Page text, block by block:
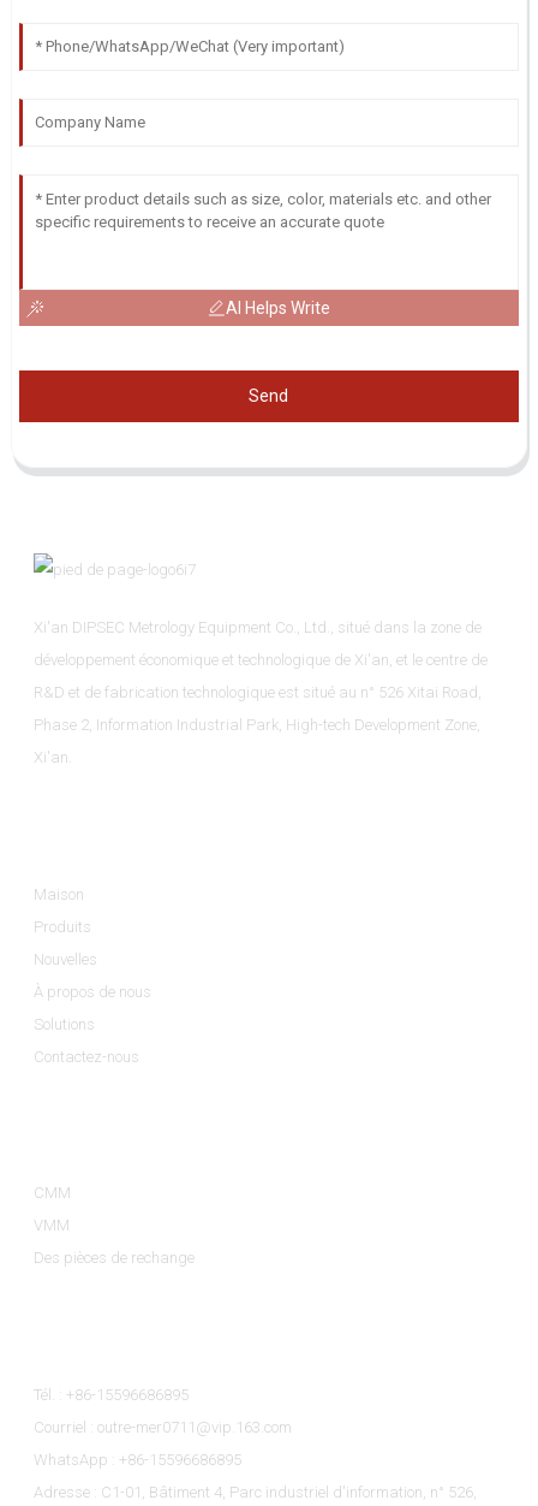
AI Helps Write
Send
Xi'an DIPSEC Metrology Equipment Co., Ltd., situé dans la zone de
développement économique et technologique de Xi'an, et le centre de
R&D et de fabrication technologique est situé au n° 526 Xitai Road,
Phase 2, Information Industrial Park, High-tech Development Zone,
Xi'an.
Maison
Produits
Nouvelles
À propos de nous
Solutions
Contactez-nous
CMM
VMM
Des pièces de rechange
Tél. : +86-15596686895
Courriel : outre-mer0711@vip.163.com
WhatsApp : +86-15596686895
Adresse : C1-01, Bâtiment 4, Parc industriel d'information, n° 526,